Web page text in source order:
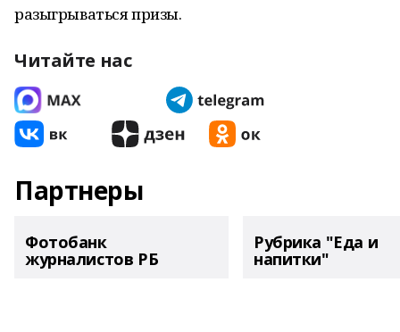
разыгрываться призы.
Читайте нас
Партнеры
Фотобанк
журналистов РБ
Рубрика "Еда и
напитки"